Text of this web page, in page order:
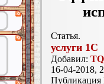
Статья.
услуги 1С
Добавил:
16-04-2018,